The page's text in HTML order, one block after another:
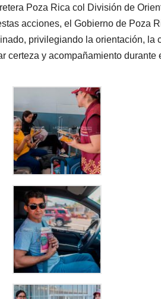
Poza Rica col División de
acciones, el Gobierno de Poza
privilegiando la orientación, la
certeza y acompañamiento durante